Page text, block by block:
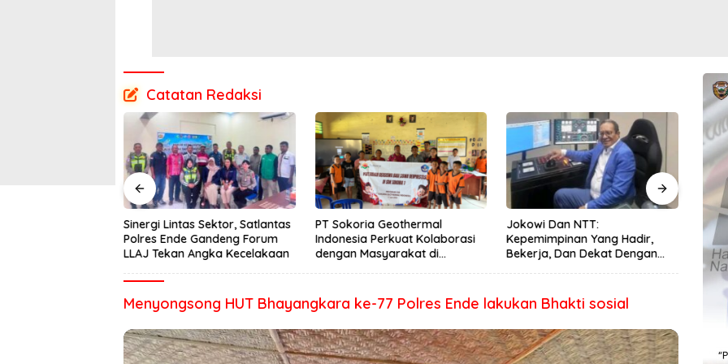
Catatan Redaksi
Sinergi Lintas Sektor, Satlantas
Polres Ende Gandeng Forum
LLAJ Tekan Angka Kecelakaan
PT Sokoria Geothermal
Indonesia Perkuat Kolaborasi
dengan Masyarakat di
Jokowi Dan NTT:
Kepemimpinan Yang Hadir,
Bekerja, Dan Dekat Dengan
Menyongsong HUT Bhayangkara ke-77 Polres Ende lakukan Bhakti sosial